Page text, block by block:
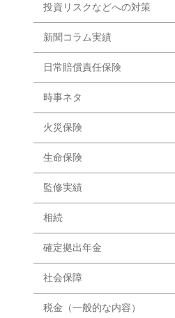
投資リスクなどへの対策
新聞コラム実績
日常賠償責任保険
時事ネタ
火災保険
生命保険
監修実績
相続
確定拠出年金
社会保障
税金（一般的な内容）